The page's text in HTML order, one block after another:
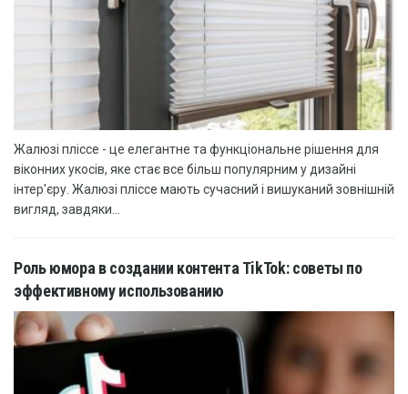
Жалюзі пліссе - це елегантне та функціональне рішення для
віконних укосів, яке стає все більш популярним у дизайні
інтер'єру. Жалюзі пліссе мають сучасний і вишуканий зовнішній
вигляд, завдяки...
Роль юмора в создании контента TikTok: советы по
эффективному использованию